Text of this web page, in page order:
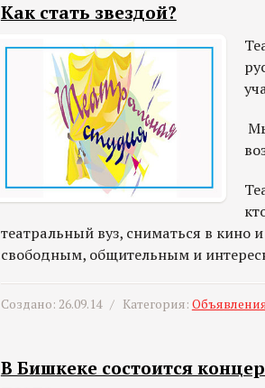
Как стать звездой?
театральный вуз, сниматься в кино
свободным, общительным и
Создано: 26.09.14 / Категория:
В Бишкеке состоится